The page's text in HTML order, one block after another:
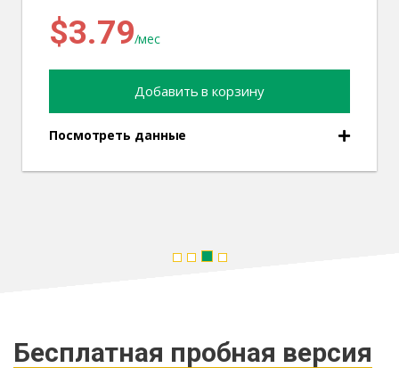
$1.79/мес
Добавить в корзину
Посмотреть данные
Бесплатная пробная версия